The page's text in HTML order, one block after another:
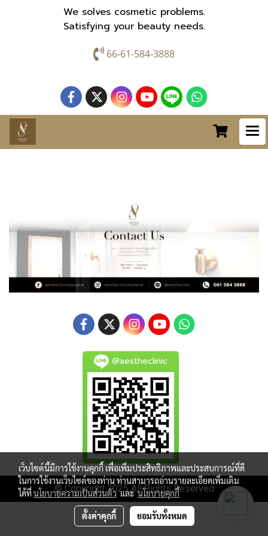
We solves cosmetic problems.
Satisfying your beauty needs.
66-61-584-3888
@aestheclinic
© Copyright 2025 All Rights Reserved
เว็บไซต์นี้มีการใช้งานคุกกี้ เพื่อเพิ่มประสิทธิภาพและประสบการณ์ที่ดี
ในการใช้งานเว็บไซต์ของท่าน ท่านสามารถอ่านรายละเอียดเพิ่มเติม
ได้ที่นโยบายความเป็นส่วนตัวและนโยบายคุกกี้
ตั้งค่าคุกกี้ ยอมรับทั้งหมด